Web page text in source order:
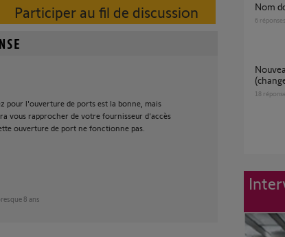
Participer au fil de discussion
pour l'ouverture de ports est la bonne, mais
vous rapprocher de votre fournisseur d'accès
ouverture de port ne fonctionne pas.
8 ans
Nom
6 réponses
Nouveau Nom de sous-domaine
18